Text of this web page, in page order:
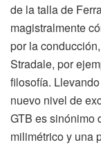
de la talla de
magistralmente
por la
Stradale, por
filosofía.
nuevo nivel de
GTB es sinónimo
milimétrico y una